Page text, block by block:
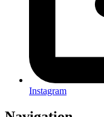
Instagram